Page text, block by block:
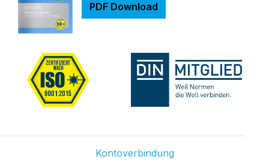
PDF Download
Kontoverbindung